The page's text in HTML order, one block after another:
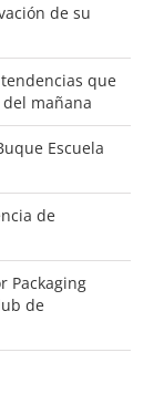
de su
que
mañana
Escuela
de
Packaging
de